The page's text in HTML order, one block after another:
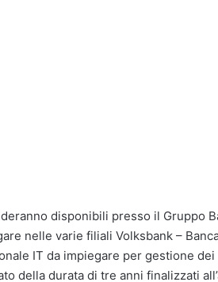
disponibili presso il Gruppo
nelle varie filiali Volksbank –
IT da impiegare per gestione dei
della durata di tre anni finalizzati